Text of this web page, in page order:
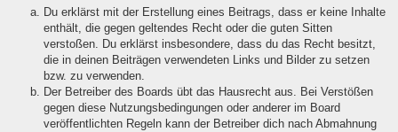
Du erklärst mit der Erstellung eines Beitrags, dass er keine Inhalte
enthält, die gegen geltendes Recht oder die guten Sitten
verstoßen. Du erklärst insbesondere, dass du das Recht besitzt,
die in deinen Beiträgen verwendeten Links und Bilder zu setzen
bzw. zu verwenden.
Der Betreiber des Boards übt das Hausrecht aus. Bei Verstößen
gegen diese Nutzungsbedingungen oder anderer im Board
veröffentlichten Regeln kann der Betreiber dich nach Abmahnung